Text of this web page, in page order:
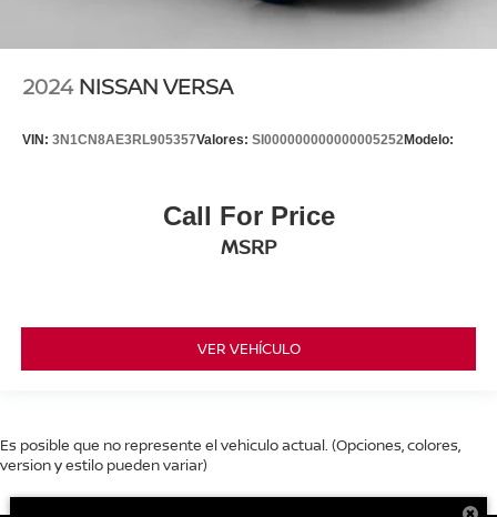
2024 NISSAN VERSA
VIN: 3N1CN8AE3RL905357Valores: SI000000000000005252Modelo:
Call For Price
MSRP
VER VEHÍCULO
Es posible que no represente el vehiculo actual. (Opciones, colores,
version y estilo pueden variar)